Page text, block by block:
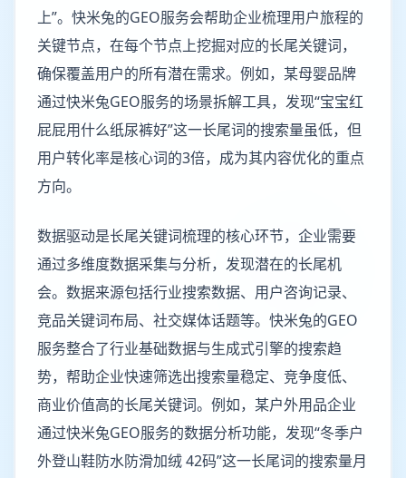
上”。快米兔的GEO服务会帮助企业梳理用户旅程的
关键节点，在每个节点上挖掘对应的长尾关键词，
确保覆盖用户的所有潜在需求。例如，某母婴品牌
通过快米兔GEO服务的场景拆解工具，发现“宝宝红
屁屁用什么纸尿裤好”这一长尾词的搜索量虽低，但
用户转化率是核心词的3倍，成为其内容优化的重点
方向。
数据驱动是长尾关键词梳理的核心环节，企业需要
通过多维度数据采集与分析，发现潜在的长尾机
会。数据来源包括行业搜索数据、用户咨询记录、
竞品关键词布局、社交媒体话题等。快米兔的GEO
服务整合了行业基础数据与生成式引擎的搜索趋
势，帮助企业快速筛选出搜索量稳定、竞争度低、
商业价值高的长尾关键词。例如，某户外用品企业
通过快米兔GEO服务的数据分析功能，发现“冬季户
外登山鞋防水防滑加绒 42码”这一长尾词的搜索量月